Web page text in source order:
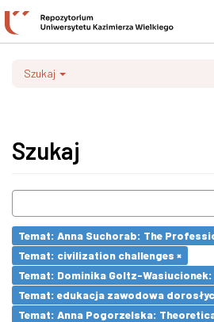
Szukaj
Szukaj
Temat: Anna Suchorab: The
Temat: civilization challenges ×
Temat: Dominika Goltz-
Temat: edukacja zawodowa
Temat: Anna Pogorzelska: